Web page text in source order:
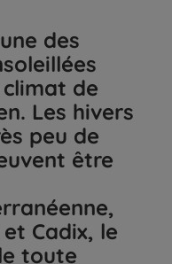
des
climat de
Les hivers
peu de
être
Cadix, le
toute